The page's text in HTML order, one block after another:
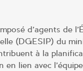
d’agents de
(DGESIP) du
à la
en lien avec